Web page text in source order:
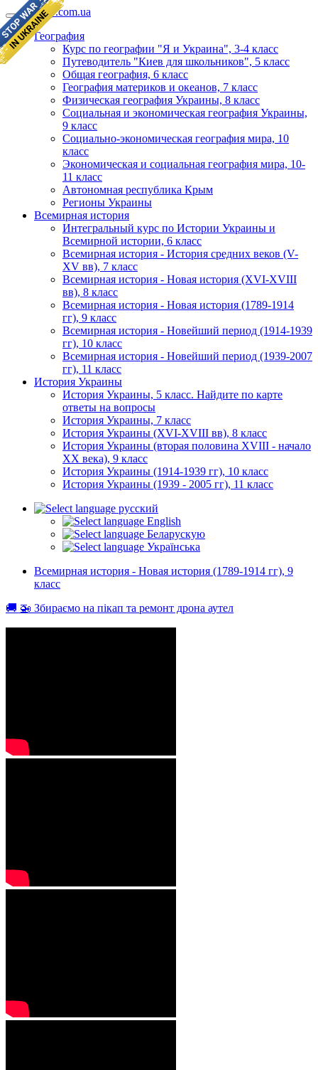
geomap.com.ua
География
Курс по географии "Я и Украина", 3-4 класс
Путеводитель "Киев для школьников", 5 класс
Общая география, 6 класс
География материков и океанов, 7 класс
Физическая география Украины, 8 класс
Социальная и экономическая география Украины,
9 класс
Социально-экономическая география мира, 10
класс
Экономическая и социальная география мира, 10-
11 класс
Автономная республика Крым
Регионы Украины
Всемирная история
Интегральный курс по Истории Украины и
Всемирной истории, 6 класс
Всемирная история - История средних веков (V-
XV вв), 7 класс
Всемирная история - Новая история (XVI-XVIII
вв), 8 класс
Всемирная история - Новая история (1789-1914
гг), 9 класс
Всемирная история - Новейший период (1914-1939
гг), 10 класс
Всемирная история - Новейший период (1939-2007
гг), 11 класс
История Украины
История Украины, 5 класс. Найдите по карте
ответы на вопросы
История Украины, 7 класс
История Украины (XVI-XVIII вв), 8 класс
История Украины (вторая половина XVIII - начало
XX века), 9 класс
История Украины (1914-1939 гг), 10 класс
История Украины (1939 - 2005 гг), 11 класс
русский
English
Беларускую
Українська
Всемирная история - Новая история (1789-1914 гг), 9
класс
🚚 🚁 Збираємо на пікап та ремонт дрона аутел